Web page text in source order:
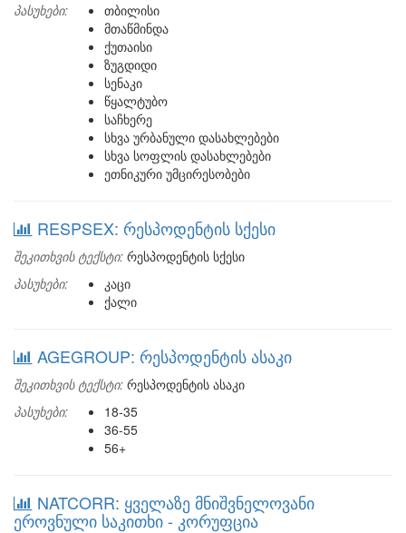
პასუხები:
თბილისი
მთაწმინდა
ქუთაისი
ზუგდიდი
სენაკი
წყალტუბო
საჩხერე
სხვა ურბანული დასახლებები
სხვა სოფლის დასახლებები
ეთნიკური უმცირესობები
RESPSEX: რესპოდენტის სქესი
შეკითხვის ტექსტი: რესპოდენტის სქესი
პასუხები:
კაცი
ქალი
AGEGROUP: რესპოდენტის ასაკი
შეკითხვის ტექსტი: რესპოდენტის ასაკი
პასუხები:
18-35
36-55
56+
NATCORR: ყველაზე მნიშვნელოვანი
ეროვნული საკითხი - კორუფცია